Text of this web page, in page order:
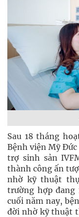
Sau 18 tháng
Bệnh viện Mỹ
trợ sinh sản
thành công ấn
nhờ kỹ thuật
trường hợp đang
cuối năm nay,
đời nhờ kỹ thuật